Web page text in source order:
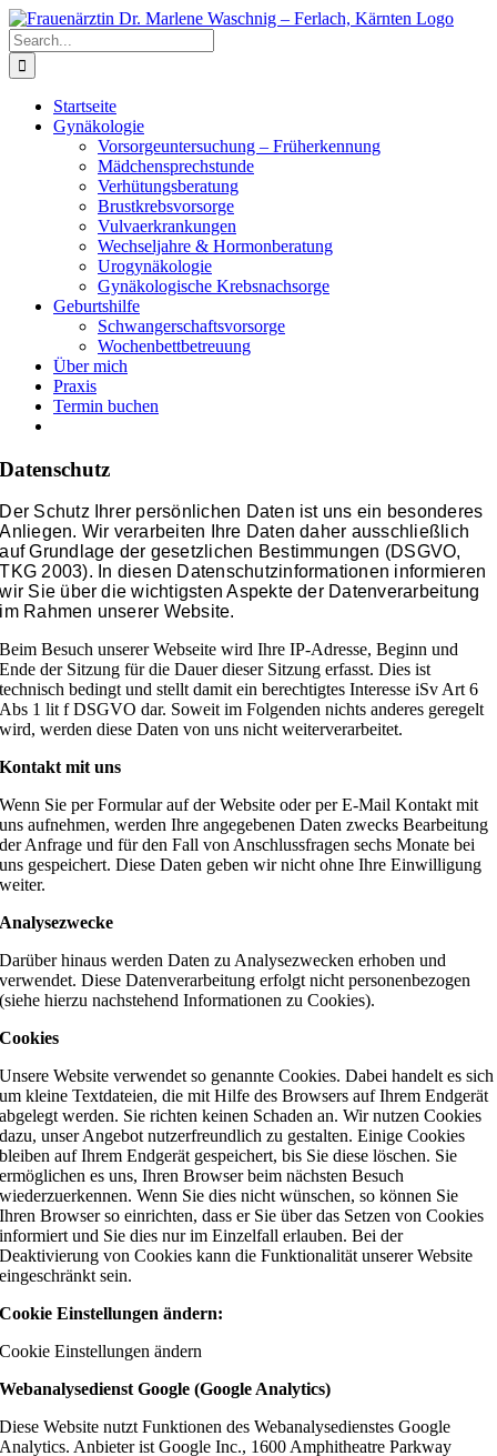
Skip
to
content
Search
for:
Startseite
Gynäkologie
Vorsorgeuntersuchung – Früherkennung
Mädchensprechstunde
Verhütungsberatung
Brustkrebsvorsorge
Vulvaerkrankungen
Wechseljahre & Hormonberatung
Urogynäkologie
Gynäkologische Krebsnachsorge
Geburtshilfe
Schwangerschaftsvorsorge
Wochenbettbetreuung
Über mich
Praxis
Termin buchen
Datenschutz
Der Schutz Ihrer persönlichen Daten ist uns ein besonderes
Anliegen. Wir verarbeiten Ihre Daten daher ausschließlich
auf Grundlage der gesetzlichen Bestimmungen (DSGVO,
TKG 2003). In diesen Datenschutzinformationen informieren
wir Sie über die wichtigsten Aspekte der Datenverarbeitung
im Rahmen unserer Website.
Beim Besuch unserer Webseite wird Ihre IP-Adresse, Beginn und
Ende der Sitzung für die Dauer dieser Sitzung erfasst. Dies ist
technisch bedingt und stellt damit ein berechtigtes Interesse iSv Art 6
Abs 1 lit f DSGVO dar. Soweit im Folgenden nichts anderes geregelt
wird, werden diese Daten von uns nicht weiterverarbeitet.
Kontakt mit uns
Wenn Sie per Formular auf der Website oder per E-Mail Kontakt mit
uns aufnehmen, werden Ihre angegebenen Daten zwecks Bearbeitung
der Anfrage und für den Fall von Anschlussfragen sechs Monate bei
uns gespeichert. Diese Daten geben wir nicht ohne Ihre Einwilligung
weiter.
Analysezwecke
Darüber hinaus werden Daten zu Analysezwecken erhoben und
verwendet. Diese Datenverarbeitung erfolgt nicht personenbezogen
(siehe hierzu nachstehend Informationen zu Cookies).
Cookies
Unsere Website verwendet so genannte Cookies. Dabei handelt es sich
um kleine Textdateien, die mit Hilfe des Browsers auf Ihrem Endgerät
abgelegt werden. Sie richten keinen Schaden an. Wir nutzen Cookies
dazu, unser Angebot nutzerfreundlich zu gestalten. Einige Cookies
bleiben auf Ihrem Endgerät gespeichert, bis Sie diese löschen. Sie
ermöglichen es uns, Ihren Browser beim nächsten Besuch
wiederzuerkennen. Wenn Sie dies nicht wünschen, so können Sie
Ihren Browser so einrichten, dass er Sie über das Setzen von Cookies
informiert und Sie dies nur im Einzelfall erlauben. Bei der
Deaktivierung von Cookies kann die Funktionalität unserer Website
eingeschränkt sein.
Cookie Einstellungen ändern:
Cookie Einstellungen ändern
Webanalysedienst Google (Google Analytics)
Diese Website nutzt Funktionen des Webanalysedienstes Google
Analytics. Anbieter ist Google Inc., 1600 Amphitheatre Parkway